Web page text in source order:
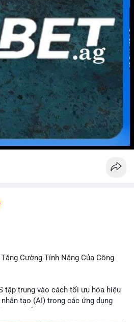
Cường Tính Năng Của Công
tập trung vào cách tối ưu hóa hiệu
tạo (AI) trong các ứng dụng